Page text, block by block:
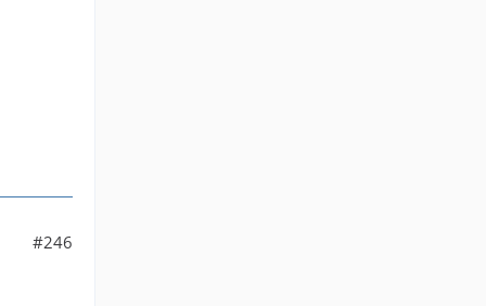
#246